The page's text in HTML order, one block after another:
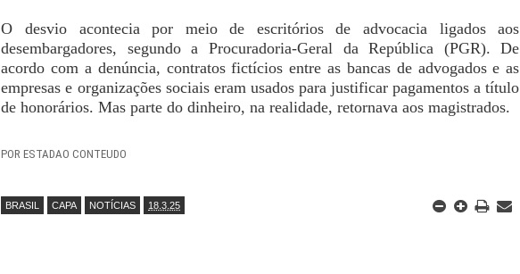
O desvio acontecia por meio de escritórios de advocacia ligados aos
desembargadores, segundo a Procuradoria-Geral da República (PGR). De
acordo com a denúncia, contratos fictícios entre as bancas de advogados e as
empresas e organizações sociais eram usados para justificar pagamentos a título
de honorários. Mas parte do dinheiro, na realidade, retornava aos magistrados.
POR ESTADAO CONTEUDO
BRASIL CAPA NOTÍCIAS 18.3.25